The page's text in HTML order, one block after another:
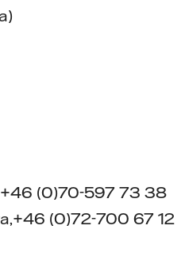
(0)70-597 73 38
(0)72-700 67 12